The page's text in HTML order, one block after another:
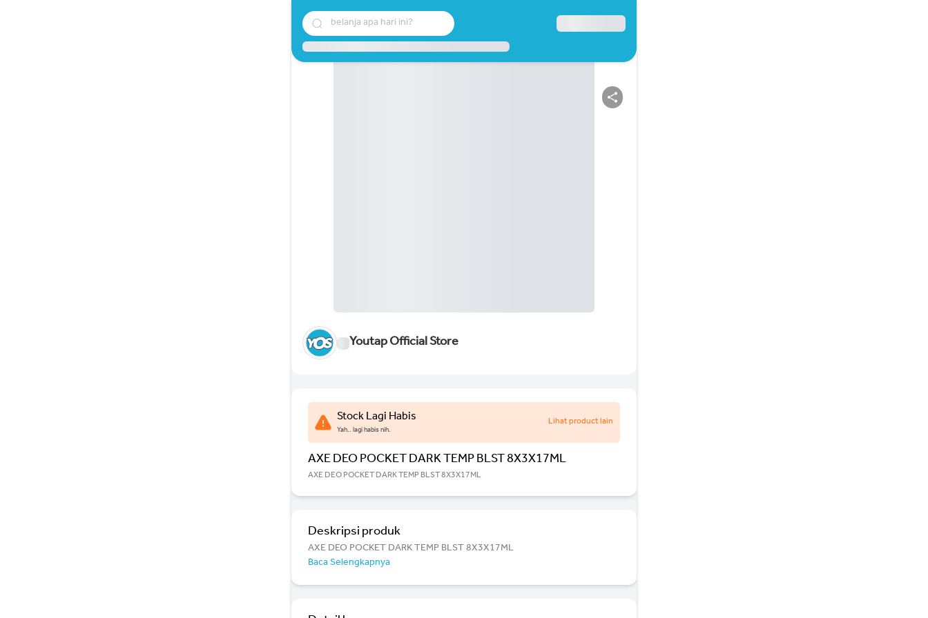
belanja apa hari ini?
Youtap Official Store
Stock Lagi Habis
Yah.. lagi habis nih.
Lihat product lain
AXE DEO POCKET DARK TEMP BLST 8X3X17ML
AXE DEO POCKET DARK TEMP BLST 8X3X17ML
Deskripsi produk
AXE DEO POCKET DARK TEMP BLST 8X3X17ML
Baca Selengkapnya